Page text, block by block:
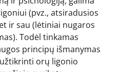
(pvz., atsiradusios
ir sau (lėtiniai nugaros
Todėl tinkamas
principų išmanymas
orų ligonio